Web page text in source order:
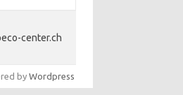
center.ch
by Wordpress